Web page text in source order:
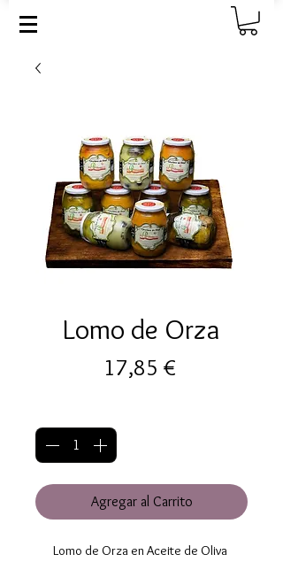
Lomo de Orza
17,85 €Precio
Agregar al Carrito
Lomo de Orza en Aceite de Oliva